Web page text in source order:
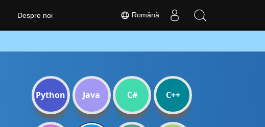
Python Java C# C++
Română
Despre noi